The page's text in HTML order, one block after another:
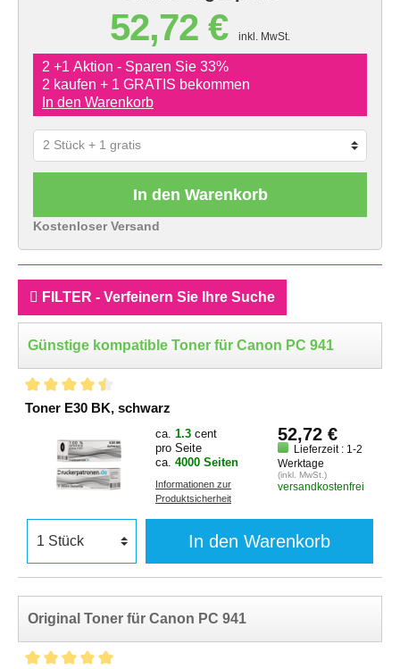
52,72 € inkl. MwSt.
2 +1 Aktion - Sparen Sie 33%
2 kaufen + 1 GRATIS bekommen
In den Warenkorb
In den Warenkorb
Kostenloser Versand
FILTER - Verfeinern Sie Ihre Suche
Günstige kompatible Toner für Canon PC 941
Toner E30 BK, schwarz
ca. 1.3 cent
pro Seite
ca. 4000 Seiten
Informationen zur
Produktsicherheit
52,72 €
Lieferzeit : 1-2
Werktage
(inkl. MwSt.)
versandkostenfrei
In den Warenkorb
Original Toner für Canon PC 941